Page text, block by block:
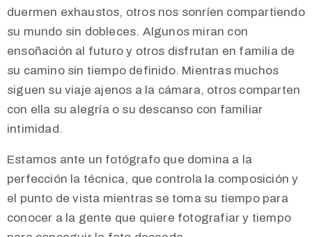
duermen exhaustos, otros nos sonríen compartiendo
su mundo sin dobleces. Algunos miran con
ensoñación al futuro y otros disfrutan en familia de
su camino sin tiempo definido. Mientras muchos
siguen su viaje ajenos a la cámara, otros comparten
con ella su alegría o su descanso con familiar
intimidad.
Estamos ante un fotógrafo que domina a la
perfección la técnica, que controla la composición y
el punto de vista mientras se toma su tiempo para
conocer a la gente que quiere fotografiar y tiempo